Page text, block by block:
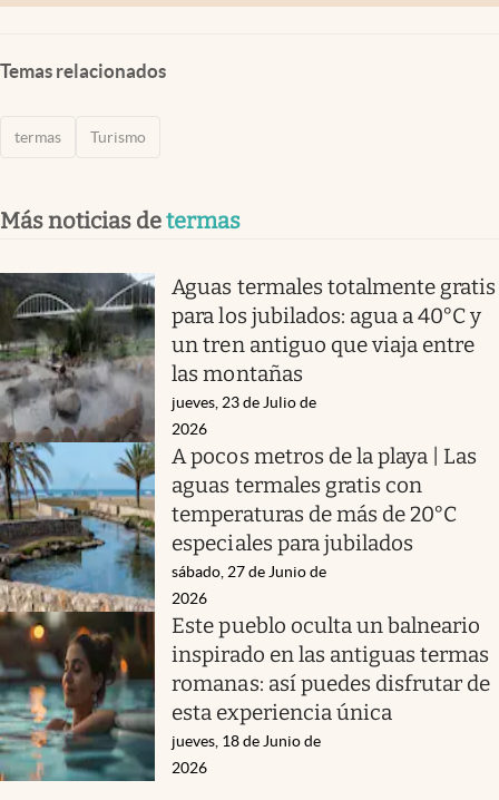
Temas relacionados
termas Turismo
Más noticias determas
Aguas termales totalmente gratis
para los jubilados: agua a 40°C y
un tren antiguo que viaja entre
las montañas
jueves, 23 de Julio de
2026
A pocos metros de la playa | Las
aguas termales gratis con
temperaturas de más de 20°C
especiales para jubilados
sábado, 27 de Junio de
2026
Este pueblo oculta un balneario
inspirado en las antiguas termas
romanas: así puedes disfrutar de
esta experiencia única
jueves, 18 de Junio de
2026